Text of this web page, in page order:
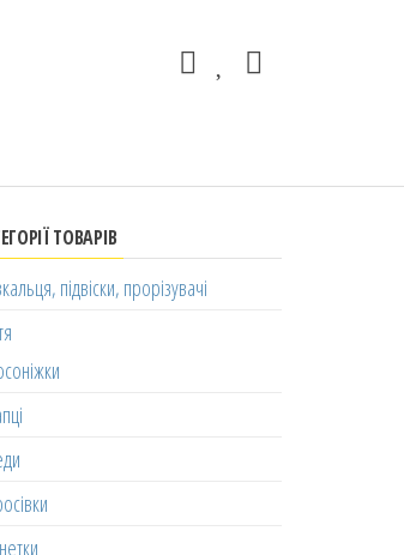
ТОВАРІВ
підвіски, прорізувачі